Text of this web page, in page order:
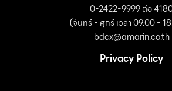
0-2422-9999 ต่อ
(จันทร์ - ศุกร์ เวลา 09.00 -
bdcx@amarin.co.th
Privacy Policy